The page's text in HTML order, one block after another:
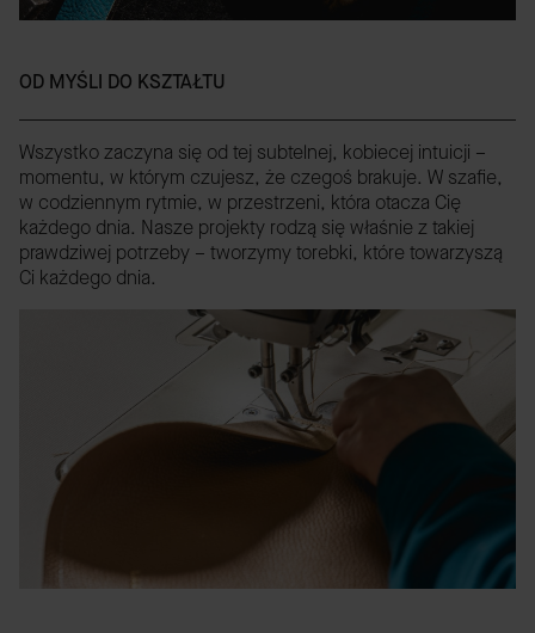
OD MYŚLI DO KSZTAŁTU
Wszystko zaczyna się od tej subtelnej, kobiecej intuicji –
momentu, w którym czujesz, że czegoś brakuje. W szafie,
w codziennym rytmie, w przestrzeni, która otacza Cię
każdego dnia. Nasze projekty rodzą się właśnie z takiej
prawdziwej potrzeby – tworzymy torebki, które towarzyszą
Ci każdego dnia.